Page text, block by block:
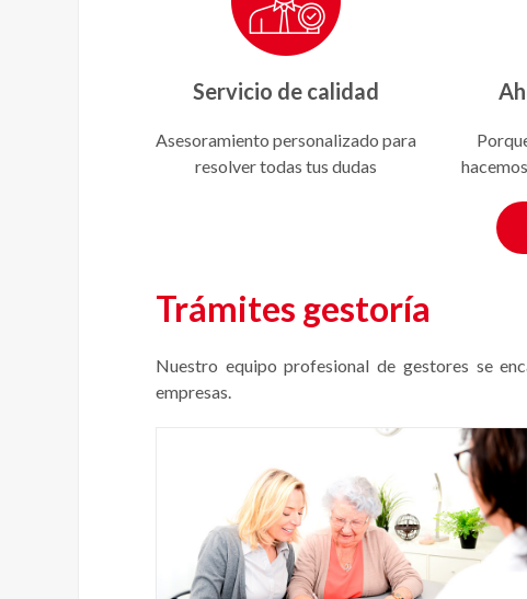
Servicio de calidad
Asesoramiento personalizado para
resolver todas tus dudas
Trámites gestoría
Nuestro equipo profesional de gestores se
empresas.